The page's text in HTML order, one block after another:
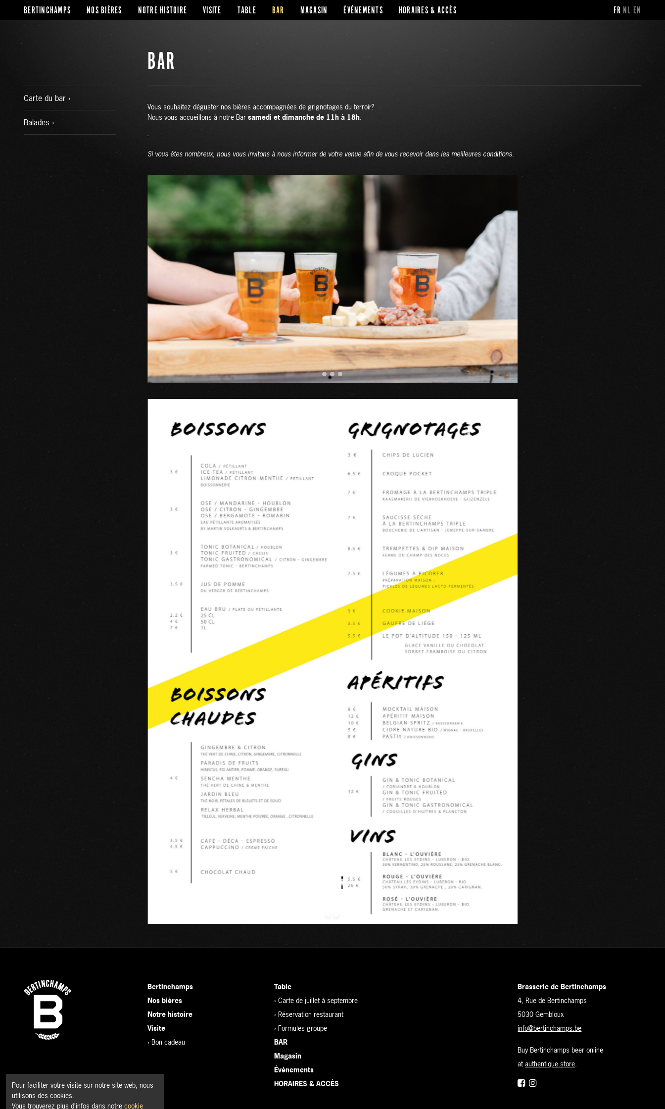
Pour faciliter votre visite sur notre site web, nous
utilisons des cookies.
Vous trouverez plus d’infos dans notre cookie
BERTINCHAMPS NOS BIÈRES NOTRE HISTOIRE VISITE TABLE BAR MAGASIN ÉVÉNEMENTS HORAIRES & ACCÈS FR NL EN
BAR
Carte du bar
Balades
Vous souhaitez déguster nos bières accompagnées de grignotages du terroir?
Nous vous accueillons à notre Bar samedi et dimanche de 11h à 18h.
-
Si vous êtes nombreux, nous vous invitons à nous informer de votre venue afin de vous recevoir dans les meilleures conditions.
Bertinchamps
Nos bières
Notre histoire
Visite
› Bon cadeau
Table
›Carte de juillet à septembre
›Réservation restaurant
›Formules groupe
BAR
Magasin
Événements
HORAIRES & ACCÈS
Brasserie de Bertinchamps
4, Rue de Bertinchamps
5030 Gembloux
info@bertinchamps.be
Buy Bertinchamps beer online
atauthentique.store.